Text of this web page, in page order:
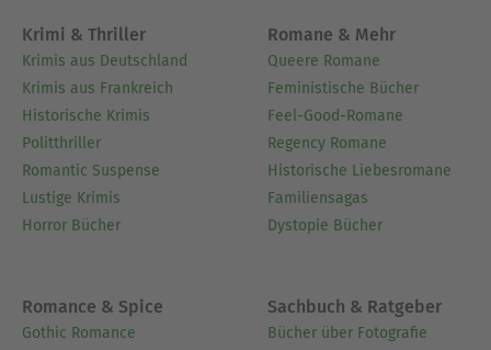
Krimi & Thriller
Krimis aus Deutschland
Krimis aus Frankreich
Historische Krimis
Politthriller
Romantic Suspense
Lustige Krimis
Horror Bücher
Romane & Mehr
Queere Romane
Feministische Bücher
Feel-Good-Romane
Regency Romane
Historische Liebesromane
Familiensagas
Dystopie Bücher
Romance & Spice
Gothic Romance
Sachbuch & Ratgeber
Bücher über Fotografie